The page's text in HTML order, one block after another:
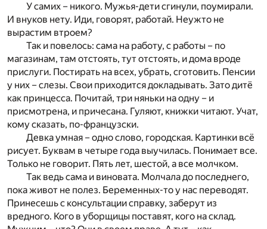
У самих – никого. Мужья-дети сгинули, поумирали.
И внуков нету. Иди, говорят, работай. Неужто не
вырастим втроем?
Так и повелось: сама на работу, с работы – по
магазинам, там отстоять, тут отстоять, и дома вроде
прислуги. Постирать на всех, убрать, сготовить. Пенсии
у них – слезы. Свои приходится докладывать. Зато дитё
как принцесса. Почитай, три няньки на одну – и
присмотрена, и причесана. Гуляют, книжки читают. Учат,
кому сказать, по-французски.
Девка умная – одно слово, городская. Картинки всё
рисует. Буквам в четыре года выучилась. Понимает все.
Только не говорит. Пять лет, шестой, а все молчком.
Так ведь сама и виновата. Молчала до последнего,
пока живот не полез. Беременных-то у нас переводят.
Принесешь с консультации справку, заберут из
вредного. Кого в уборщицы поставят, кого на склад.